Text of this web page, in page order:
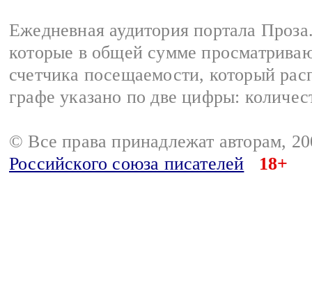
Ежедневная аудитория портала
которые в общей сумме
счетчика посещаемости, который
графе указано по две цифры:
© Все права принадлежат авторам,
Российского союза писателей
18+